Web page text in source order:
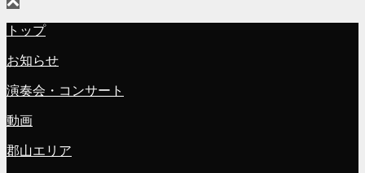
トップ
お知らせ
演奏会・コンサート
動画
郡山エリア